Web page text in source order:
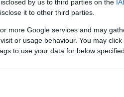
by us to third parties on the
it to other third parties.
more Google services and may
or usage behaviour. You may
to use your data for below
πολεοδομίες, με
του
μεγάλη θεσμική
στον καθένα